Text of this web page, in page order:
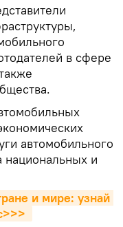
в сфере
автомобильного
национальных и
и мире: узнай